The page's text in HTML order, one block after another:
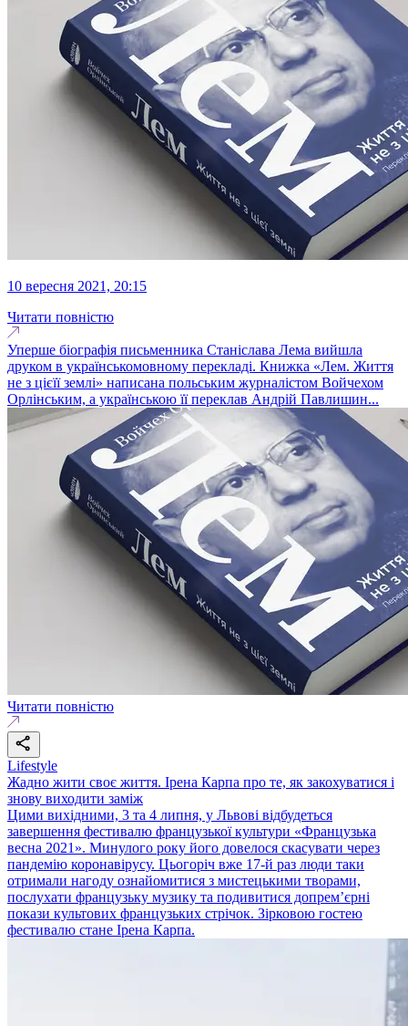
10 вересня 2021, 20:15
Читати повністю
Уперше біографія письменника Станіслава Лема вийшла
друком в українськомовному перекладі. Книжка «Лем. Життя
не з цієїї землі» написана польським журналістом Войчехом
Орлінським, а українською її переклав Андрій Павлишин...
Читати повністю
Lifestyle
Жадно жити своє життя. Ірена Карпа про те, як закохуватися і
знову виходити заміж
Цими вихідними, 3 та 4 липня, у Львові відбудеться
завершення фестивалю французької культури «Французька
весна 2021». Минулого року його довелося скасувати через
пандемію коронавірусу. Цьогоріч вже 17-й раз люди таки
отримали нагоду ознайомитися з мистецькими творами,
послухати французьку музику та подивитися допрем’єрні
покази культових французьких стрічок. Зірковою гостею
фестивалю стане Ірена Карпа.